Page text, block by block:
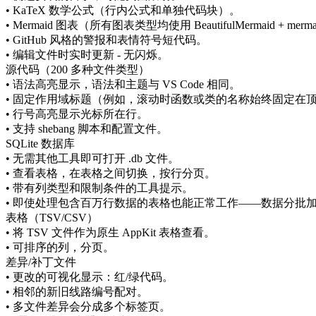
• KaTeX 数学公式（行内公式和单独代码块）。
• Mermaid 图表（所有图表类型均使用 BeautifulMermaid +
• GitHub 风格的警报和表情符号短代码。
• 编辑文件时实时更新 - 无闪烁。
源代码（200 多种文件类型）
• 语法高亮显示，语法和主题与 VS Code 相同。
• 固定作用域标题（例如，滚动时函数或类的名称始终固定在顶
• 行号高亮显示光标所在行。
• 支持 shebang 脚本和配置文件。
SQLite 数据库
• 无需其他工具即可打开 .db 文件。
• 查看表格，在表格之间切换，按行分页。
• 带有列类型和限制条件的工具提示。
• 即使处理包含百万行数据的表格也能正常工作——数据分批加
表格（TSV/CSV）
• 将 TSV 文件作为原生 AppKit 表格查看。
• 可排序的列，分页。
差异/补丁文件
• 更改的可视化显示：红/绿代码。
• 相邻的新旧线路编号配对。
• 多文件差异会分成多个标签页。